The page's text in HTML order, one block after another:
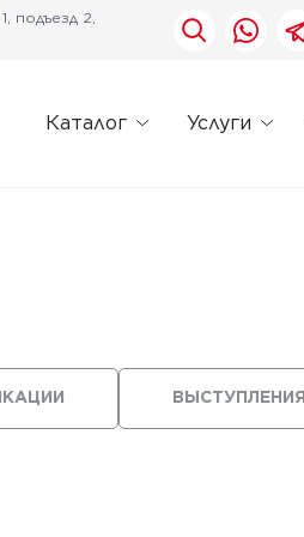
подъезд 2,
Каталог Услуги
ВЫСТУПЛЕНИЯ